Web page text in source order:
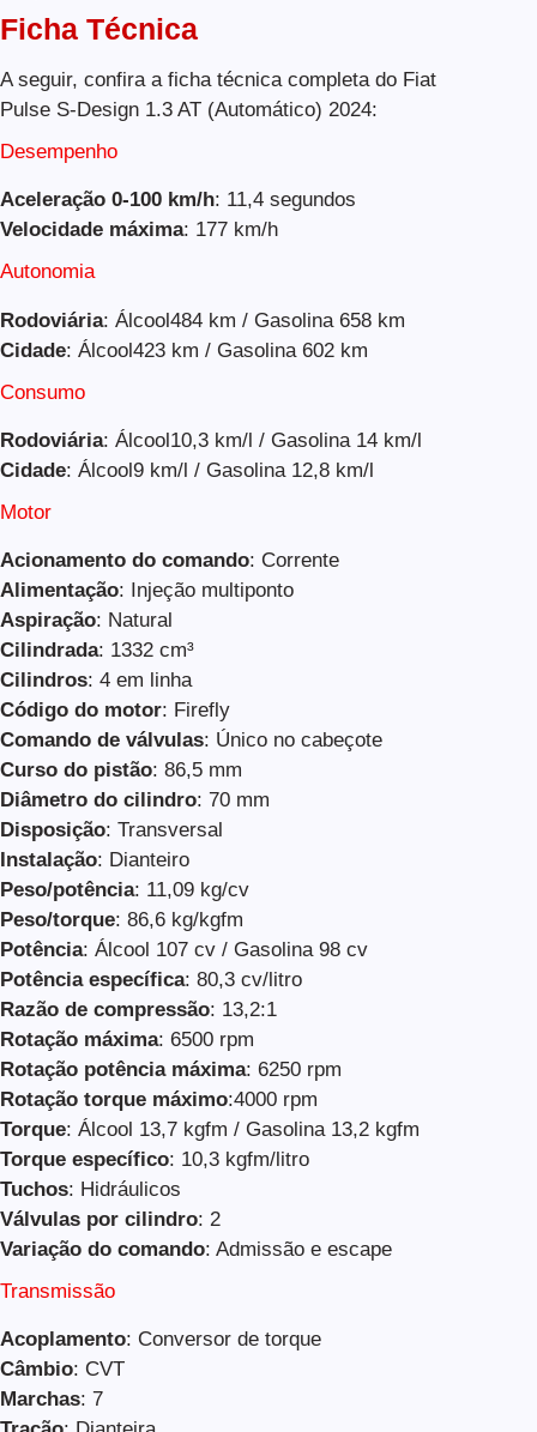
Ficha Técnica
A seguir, confira a ficha técnica completa do Fiat
Pulse S-Design 1.3 AT (Automático) 2024:
Desempenho
Aceleração 0-100 km/h: 11,4 segundos
Velocidade máxima: 177 km/h
Autonomia
Rodoviária: Álcool484 km / Gasolina 658 km
Cidade: Álcool423 km / Gasolina 602 km
Consumo
Rodoviária: Álcool10,3 km/l / Gasolina 14 km/l
Cidade: Álcool9 km/l / Gasolina 12,8 km/l
Motor
Acionamento do comando: Corrente
Alimentação: Injeção multiponto
Aspiração: Natural
Cilindrada: 1332 cm³
Cilindros: 4 em linha
Código do motor: Firefly
Comando de válvulas: Único no cabeçote
Curso do pistão: 86,5 mm
Diâmetro do cilindro: 70 mm
Disposição: Transversal
Instalação: Dianteiro
Peso/potência: 11,09 kg/cv
Peso/torque: 86,6 kg/kgfm
Potência: Álcool 107 cv / Gasolina 98 cv
Potência específica: 80,3 cv/litro
Razão de compressão: 13,2:1
Rotação máxima: 6500 rpm
Rotação potência máxima: 6250 rpm
Rotação torque máximo:4000 rpm
Torque: Álcool 13,7 kgfm / Gasolina 13,2 kgfm
Torque específico: 10,3 kgfm/litro
Tuchos: Hidráulicos
Válvulas por cilindro: 2
Variação do comando: Admissão e escape
Transmissão
Acoplamento: Conversor de torque
Câmbio: CVT
Marchas: 7